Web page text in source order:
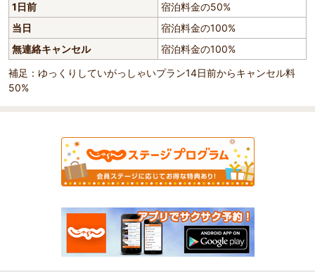
1日前
宿泊料金の50%
当日
宿泊料金の100%
無連絡キャンセル
宿泊料金の100%
補足：ゆっくりしていがっしゃいプラン14日前からキャンセル料
50%